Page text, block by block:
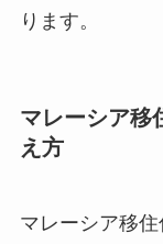
ります。
マレーシア移
え方
マレーシア移住